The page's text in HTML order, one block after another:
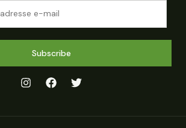
Subscribe